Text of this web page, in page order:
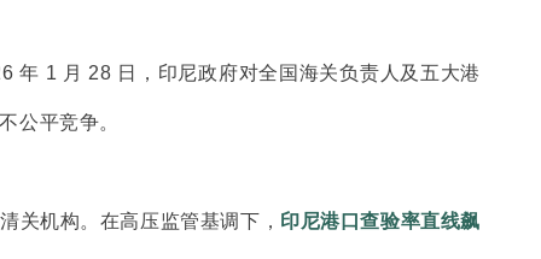
年 1 月 28 日，印尼政府对全国海关负责人及五大港
公平竞争。
关机构。在高压监管基调下， 印尼港口查验率直线飙